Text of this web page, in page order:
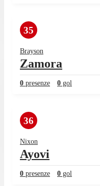
35
Brayson
Zamora
0 presenze 0 gol
36
Nixon
Ayovi
0 presenze 0 gol